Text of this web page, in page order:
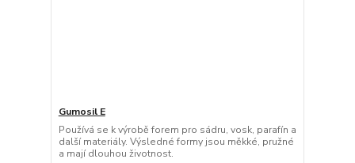
Gumosil E
Používá se k výrobě forem pro sádru, vosk, parafín a
další materiály. Výsledné formy jsou měkké, pružné
a mají dlouhou životnost.